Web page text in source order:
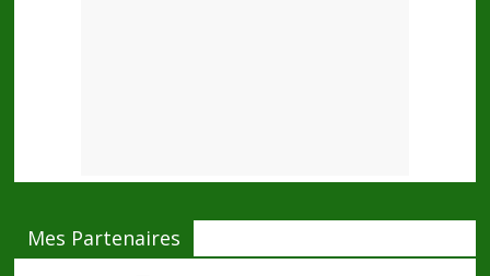
Mes Partenaires